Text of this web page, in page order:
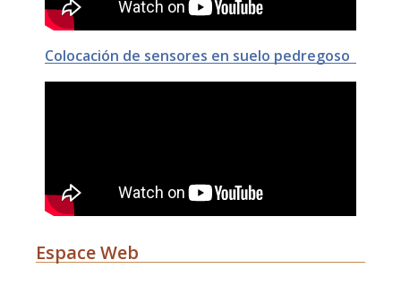
Colocación de sensores en suelo pedregoso
Espace Web